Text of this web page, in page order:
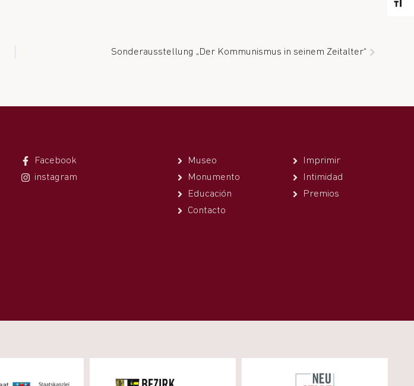
Sonderausstellung „Der Kommunismus in seinem Zeitalter“
Facebook
instagram
Museo
Monumento
Educación
Contacto
Imprimir
Intimidad
Premios